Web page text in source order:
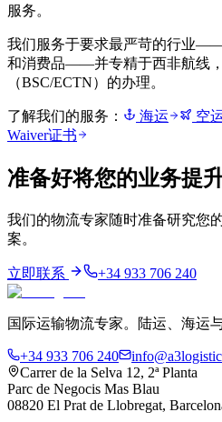
服务。
我们服务于要求最严苛的行业
和消费品——并专精于西非航线，
（BSC/ECTN）的办理。
了解我们的服务： 海运 空
Waiver证书
准备好将您的业务提
我们的物流专家随时准备研究您
案。
立即联系 +34 933 706 240
国际运输物流专家。陆运、海运
+34 933 706 240
Carrer de la Selva 12, 2ª Planta
Parc de Negocis Mas Blau
08820 El Prat de Llobregat,